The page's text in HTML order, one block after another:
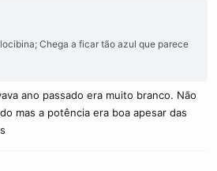
Chega a ficar tão azul que parece
ano passado era muito branco. Não
mas a potência era boa apesar das